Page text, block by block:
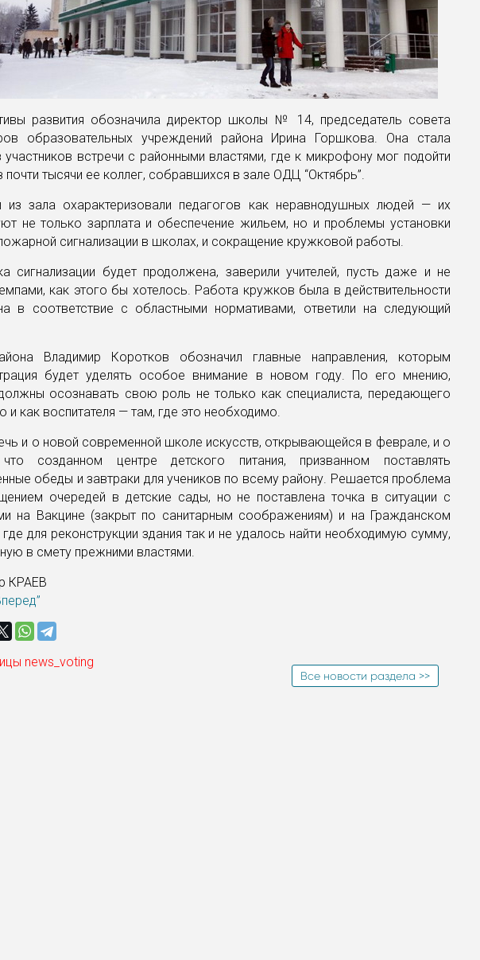
развития обозначила директор школы № 14, председатель совета
образовательных учреждений района Ирина Горшкова. Она стала
участников встречи с районными властями, где к микрофону мог подойти
почти тысячи ее коллег, собравшихся в зале ОДЦ “Октябрь”.
из зала охарактеризовали педагогов как неравнодушных людей — их
не только зарплата и обеспечение жильем, но и проблемы установки
сигнализации в школах, и сокращение кружковой работы.
сигнализации будет продолжена, заверили учителей, пусть даже и не
как этого бы хотелось. Работа кружков была в действительности
в соответствие с областными нормативами, ответили на следующий
Владимир Коротков обозначил главные направления, которым
будет уделять особое внимание в новом году. По его мнению,
осознавать свою роль не только как специалиста, передающего
и как воспитателя — там, где это необходимо.
и о новой современной школе искусств, открывающейся в феврале, и о
созданном центре детского питания, призванном поставлять
обеды и завтраки для учеников по всему району. Решается проблема
очередей в детские сады, но не поставлена точка в ситуации с
на Вакцине (закрыт по санитарным соображениям) и на Гражданском
где для реконструкции здания так и не удалось найти необходимую сумму,
в смету прежними властями.
КРАЕВ
news_voting
Все новости раздела >>